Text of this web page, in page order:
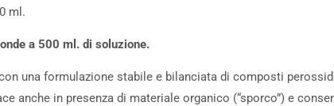
ml.
a 500 ml. di soluzione.
una formulazione stabile e bilanciata di composti
anche in presenza di materiale organico (“sporco”) e